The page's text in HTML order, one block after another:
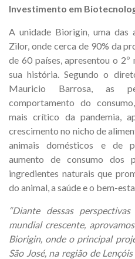
Investimento em
A unidade Biorigin, uma das
Zilor, onde cerca de 90% da
de 60 países, apresentou o
sua história. Segundo o
Mauricio Barrosa, as
comportamento do
mais crítico da pandemia,
crescimento no nicho de
animais domésticos e de
aumento de consumo dos
ingredientes naturais que
do animal, a saúde e o bem-
“Diante dessas
mundial crescente,
Biorigin, onde o principal
São José, na região de